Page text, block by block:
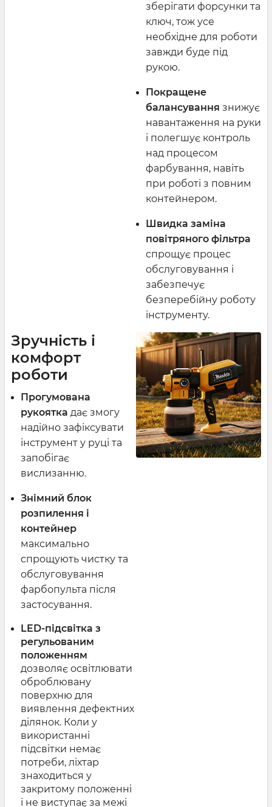
зберігати форсунки та
ключ, тож усе
необхідне для роботи
завжди буде під
рукою.
Покращене
балансування знижує
навантаження на руки
і полегшує контроль
над процесом
фарбування, навіть
при роботі з повним
контейнером.
Швидка заміна
повітряного фільтра
спрощує процес
обслуговування і
забезпечує
безперебійну роботу
інструменту.
Зручність і
комфорт
роботи
Прогумована
рукоятка дає змогу
надійно зафіксувати
інструмент у руці та
запобігає
вислизанню.
Знімний блок
розпилення і
контейнер
максимально
спрощують чистку та
обслуговування
фарбопульта після
застосування.
LED-підсвітка з
регульованим
положенням
дозволяє освітлювати
оброблювану
поверхню для
виявлення дефектних
ділянок. Коли у
використанні
підсвітки немає
потреби, ліхтар
знаходиться у
закритому положенні
і не виступає за межі